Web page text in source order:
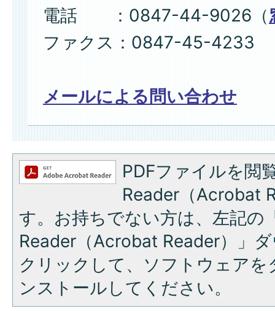
電話 ：0847-44-9026（
ファクス：0847-45-4233
メールによる問い合わせ
PDFファイルを閲
Reader（Acrobat
す。お持ちでない方は、左記の
Reader（Acrobat Reader）」
クリックして、ソフトウェア
ンストールしてください。